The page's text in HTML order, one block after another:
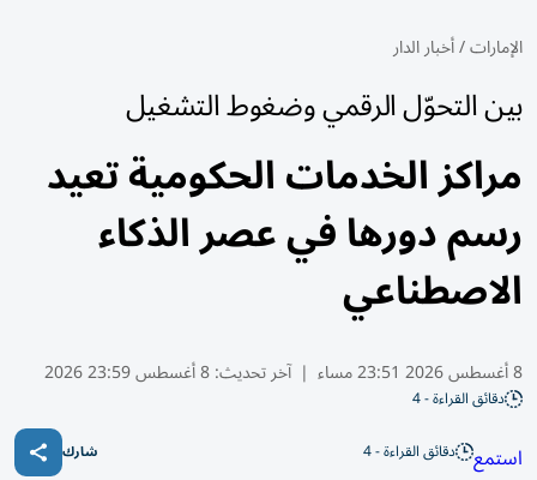
الإمارات/أخبار الدار
بين التحوّل الرقمي وضغوط التشغيل
مراكز الخدمات الحكومية تعيد
رسم دورها في عصر الذكاء
الاصطناعي
8 أغسطس 2026 23:51 مساء | آخر تحديث:8 أغسطس 23:59 2026
دقائق القراءة - 4
استمع دقائق القراءة - 4 شارك